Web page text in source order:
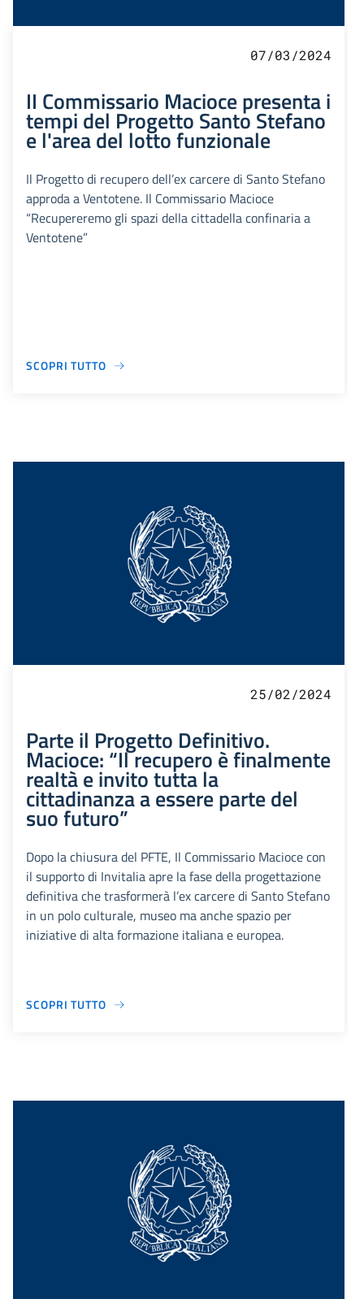
07/03/2024
II Commissario Macioce presenta i
tempi del Progetto Santo Stefano
e l'area del lotto funzionale
Il Progetto di recupero dell’ex carcere di Santo Stefano
approda a Ventotene. Il Commissario Macioce
“Recupereremo gli spazi della cittadella confinaria a
Ventotene”
SCOPRI TUTTO
25/02/2024
Parte il Progetto Definitivo.
Macioce: “Il recupero è finalmente
realtà e invito tutta la
cittadinanza a essere parte del
suo futuro”
Dopo la chiusura del PFTE, Il Commissario Macioce con
il supporto di Invitalia apre la fase della progettazione
definitiva che trasformerà l’ex carcere di Santo Stefano
in un polo culturale, museo ma anche spazio per
iniziative di alta formazione italiana e europea.
SCOPRI TUTTO